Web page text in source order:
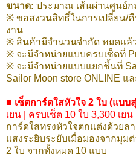
ขนาด: ประมาณ เส้นผ่านศูนย์ก
※ ขอสงวนสิทธิ์ในการเปลี่ยน/
งาน
※ สินค้ามีจำนวนจำกัด หมดแล้
※ จะมีจำหน่ายแบบครบเซ็ตที่
※ จะมีจำหน่ายแบบแยกชิ้นที่
Sailor Moon store ONLINE แ
■ เซ็ตการ์ดใสหัวใจ 2 ใบ (แบบ
เยน | ครบเซ็ต 10 ใบ 3,300 เย
การ์ดใสทรงหัวใจตกแต่งด้วยล
แสงระยิบระยับเมื่อมองจากมุม
2 ใบ จากทั้งหมด 10 แบบ